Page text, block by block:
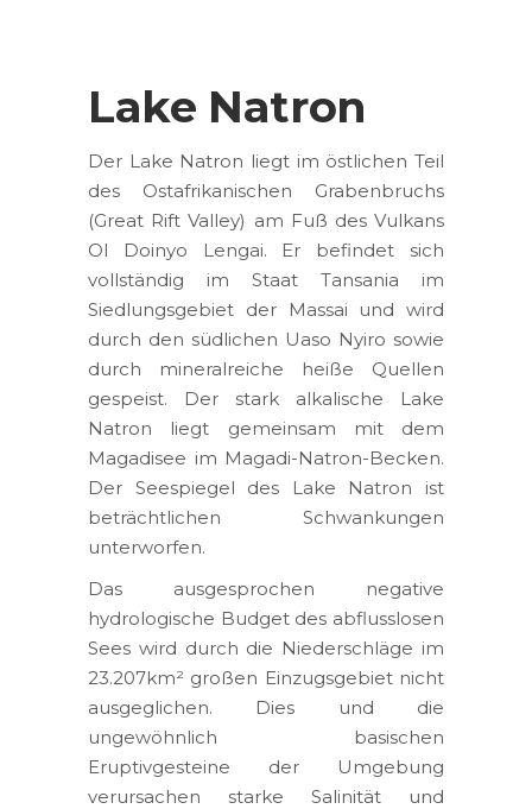
Lake Natron
Der Lake Natron liegt im östlichen Teil
des Ostafrikanischen Grabenbruchs
(Great Rift Valley) am Fuß des Vulkans
Ol Doinyo Lengai. Er befindet sich
vollständig im Staat Tansania im
Siedlungsgebiet der Massai und wird
durch den südlichen Uaso Nyiro sowie
durch mineralreiche heiße Quellen
gespeist. Der stark alkalische Lake
Natron liegt gemeinsam mit dem
Magadisee im Magadi-Natron-Becken.
Der Seespiegel des Lake Natron ist
beträchtlichen Schwankungen
unterworfen.
Das ausgesprochen negative
hydrologische Budget des abflusslosen
Sees wird durch die Niederschläge im
23.207km² großen Einzugsgebiet nicht
ausgeglichen. Dies und die
ungewöhnlich basischen
Eruptivgesteine der Umgebung
verursachen starke Salinität und